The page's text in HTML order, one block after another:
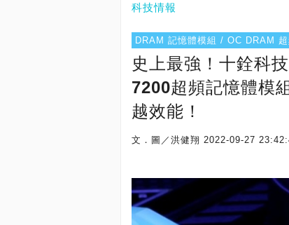
科技情報
DRAM 記憶體模組 / OC DRAM 超
史上最強！十銓科
7200超頻記憶體模
越效能！
文．圖／洪健翔 2022-09-27